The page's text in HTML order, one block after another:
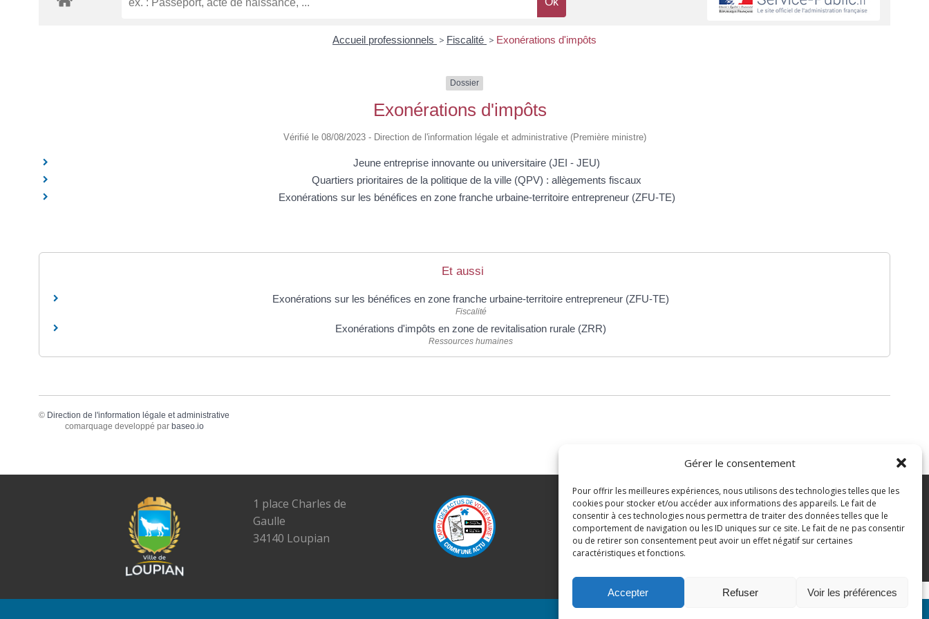
Gérer le consentement
Pour offrir les meilleures expériences, nous utilisons des technologies telles que les
cookies pour stocker et/ou accéder aux informations des appareils. Le fait de
consentir à ces technologies nous permettra de traiter des données telles que le
comportement de navigation ou les ID uniques sur ce site. Le fait de ne pas consentir
ou de retirer son consentement peut avoir un effet négatif sur certaines
caractéristiques et fonctions.
Accepter Refuser Voir les préférences
Accueil professionnels > Fiscalité > Exonérations d'impôts
Dossier
Exonérations d'impôts
Vérifié le 08/08/2023 - Direction de l'information légale et administrative (Première ministre)
Jeune entreprise innovante ou universitaire (JEI - JEU)
Quartiers prioritaires de la politique de la ville (QPV) : allègements fiscaux
Exonérations sur les bénéfices en zone franche urbaine-territoire entrepreneur (ZFU-TE)
Et aussi
Exonérations sur les bénéfices en zone franche urbaine-territoire entrepreneur (ZFU-TE)
Fiscalité
Exonérations d'impôts en zone de revitalisation rurale (ZRR)
Ressources humaines
© Direction de l'information légale et administrative
comarquage developpé par baseo.io
1 place Charles de
Gaulle
34140 Loupian
Tél. : 04 67 43 82 07
E-mail :
mairie@loupian.fr
Mentions légales